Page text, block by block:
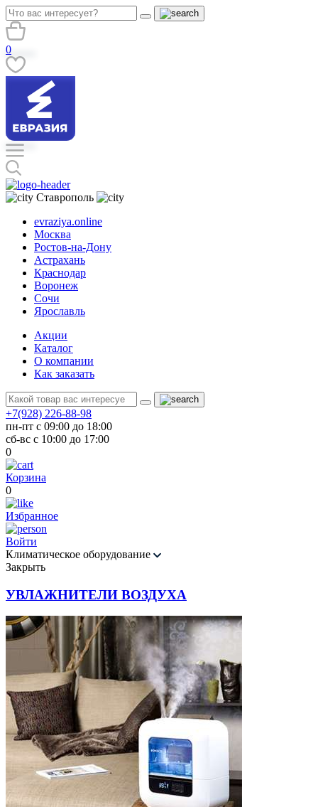
0
Ставрополь
evraziya.online
Москва
Ростов-на-Дону
Астрахань
Краснодар
Воронеж
Сочи
Ярославль
Акции
Каталог
О компании
Как заказать
+7(928) 226-88-98
пн-пт с 09:00 до 18:00
сб-вс с 10:00 до 17:00
0
Корзина
0
Избранное
Войти
Климатическое оборудование
Закрыть
УВЛАЖНИТЕЛИ ВОЗДУХА